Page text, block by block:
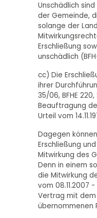
Unschädlich
der Gemeinde,
solange der
Erschließung
unschädlich
cc) Die
ihrer
35/06, BFHE
Beauftragung
Urteil vom
Dagegen
Erschließung
Mitwirkung des
Denn in einem
die Mitwirkung
vom 08.11.2007
Vertrag mit dem
übernommenen